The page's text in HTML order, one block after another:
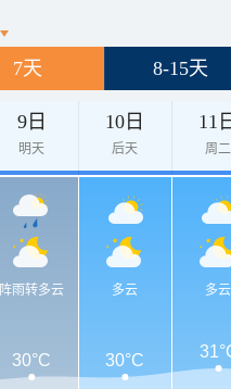
7天 8-15天
9日
明天
10日
后天
11
周二
阵雨转多云 多云 多云
30°C 30°C